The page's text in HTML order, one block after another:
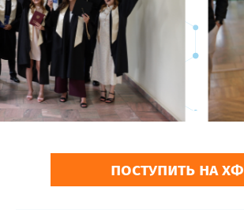
поступить на хф